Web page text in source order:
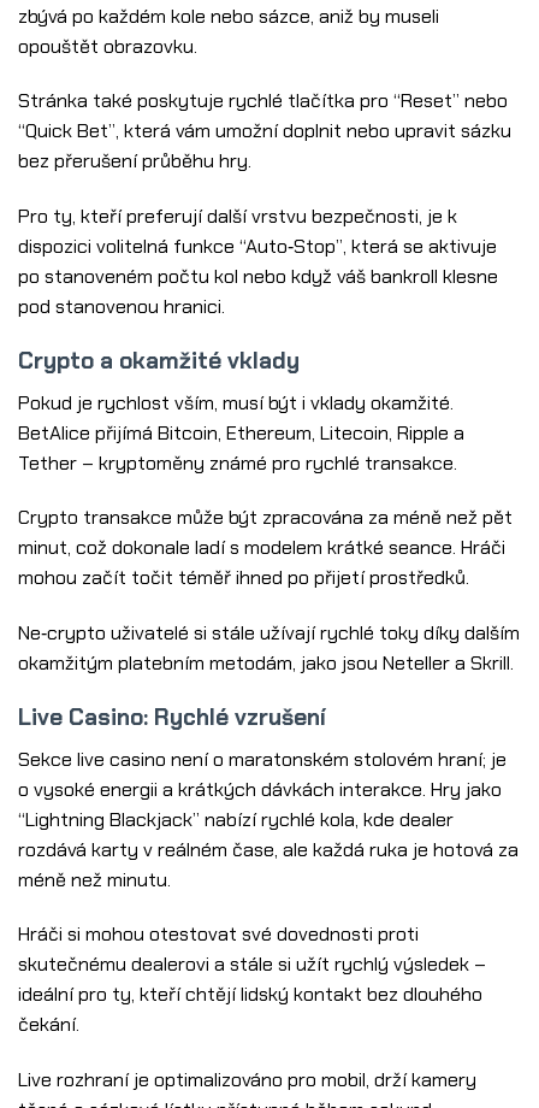
zbývá po každém kole nebo sázce, aniž by museli
opouštět obrazovku.
Stránka také poskytuje rychlé tlačítka pro “Reset” nebo
“Quick Bet”, která vám umožní doplnit nebo upravit sázku
bez přerušení průběhu hry.
Pro ty, kteří preferují další vrstvu bezpečnosti, je k
dispozici volitelná funkce “Auto‑Stop”, která se aktivuje
po stanoveném počtu kol nebo když váš bankroll klesne
pod stanovenou hranici.
Crypto a okamžité vklady
Pokud je rychlost vším, musí být i vklady okamžité.
BetAlice přijímá Bitcoin, Ethereum, Litecoin, Ripple a
Tether – kryptoměny známé pro rychlé transakce.
Crypto transakce může být zpracována za méně než pět
minut, což dokonale ladí s modelem krátké seance. Hráči
mohou začít točit téměř ihned po přijetí prostředků.
Ne‑crypto uživatelé si stále užívají rychlé toky díky dalším
okamžitým platebním metodám, jako jsou Neteller a Skrill.
Live Casino: Rychlé vzrušení
Sekce live casino není o maratonském stolovém hraní; je
o vysoké energii a krátkých dávkách interakce. Hry jako
“Lightning Blackjack” nabízí rychlé kola, kde dealer
rozdává karty v reálném čase, ale každá ruka je hotová za
méně než minutu.
Hráči si mohou otestovat své dovednosti proti
skutečnému dealerovi a stále si užít rychlý výsledek –
ideální pro ty, kteří chtějí lidský kontakt bez dlouhého
čekání.
Live rozhraní je optimalizováno pro mobil, drží kamery